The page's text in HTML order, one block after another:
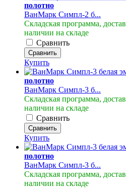
полотно
ВанМарк Симпл-2 б...
Складская программа,
наличии на складе
Сравнить
Сравнить
Купить
полотно
ВанМарк Симпл-3 б...
Складская программа,
наличии на складе
Сравнить
Сравнить
Купить
полотно
ВанМарк Симпл-3 б...
Складская программа,
наличии на складе